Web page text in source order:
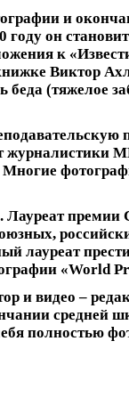
и
он
к
Виктор
беда (тяжелое
журналистики
Многие
премии
лауреат
«World
и видео –
средней
полностью